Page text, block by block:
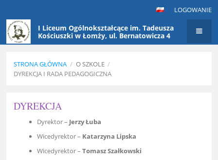
LOGOWANIE
I Liceum Ogólnokształcące im. Tadeusza
Kościuszki w Łomży, ul. Bernatowicza 4
STRONA GŁÓWNA / O SZKOLE /
DYREKCJA I RADA PEDAGOGICZNA
Pedagogiczna
DYREKCJA
Dyrektor – Jerzy Łuba
Wicedyrektor – Katarzyna Lipska
Wicedyrektor –Tomasz Szałkowski